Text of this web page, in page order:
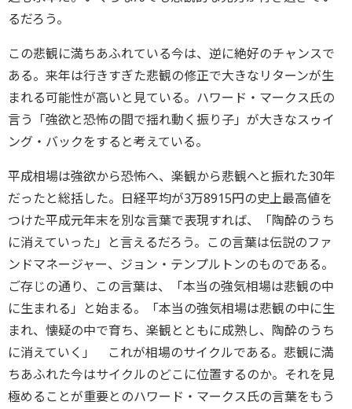
るだろう。
この悲観に満ちあふれている今は、逆に絶好のチャンスで
ある。来年は行きすぎた悲観の修正で大きなリターンが生
まれる可能性が高いと見ている。ハワード・マークス氏の
言う「強欲と恐怖の間で揺れ動く振り子」が大きなスゥイ
ング・バックをすると考えている。
平成相場は強欲から恐怖へ、楽観から悲観へと振れた30年
だったと総括した。日経平均が3万8915円の史上最高値を
つけた平成元年末を別な言葉で表現すれば、「陶酔のうち
に消えていった」と言えるだろう。この言葉は伝説のファ
ンドマネージャー、ジョン・テンプルトンのものである。
ご存じの通り、この言葉は、「本当の強気相場は悲観の中
に生まれる」と始まる。「本当の強気相場は悲観の中に生
まれ、懐疑の中で育ち、楽観とともに成熟し、陶酔のうち
に消えていく」 これが相場のサイクルである。悲観に満
ちあふれた今はサイクルのどこに位置するのか。それを見
極めることが重要とのハワード・マークス氏の言葉をもう